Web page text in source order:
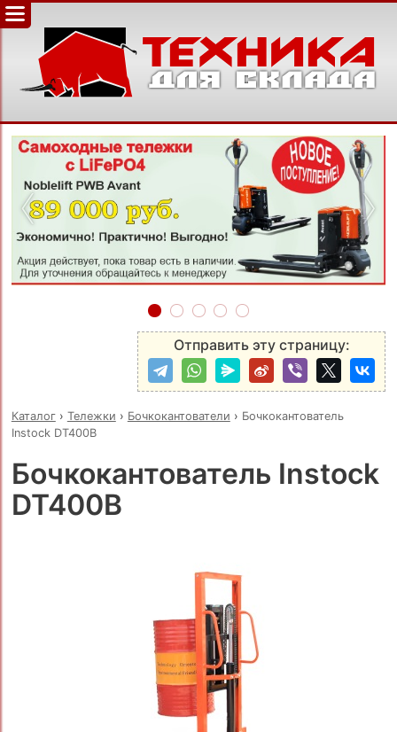
‹ ›
Отправить эту страницу:
Каталог› Тележки › Бочкокантователи › Бочкокантователь
Instock DT400B
Бочкокантователь Instock
DT400B